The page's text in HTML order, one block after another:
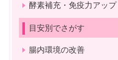
酵素補充・免疫力アップ
目安別でさがす
腸内環境の改善